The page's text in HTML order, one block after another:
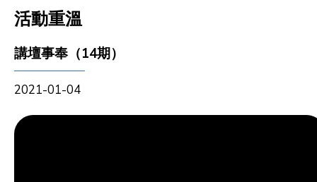
活動重溫
講壇事奉（14期）
2021-01-04